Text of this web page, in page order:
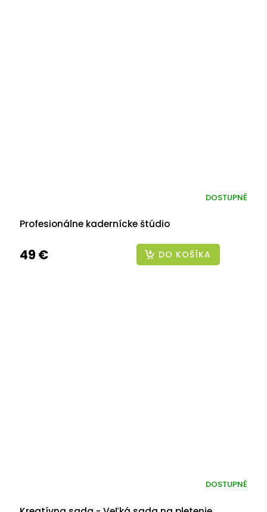
Profesionálne kadernícke štúdio
DOSTUPNÉ
49 € DO KOŠÍKA
DOSTUPNÉ